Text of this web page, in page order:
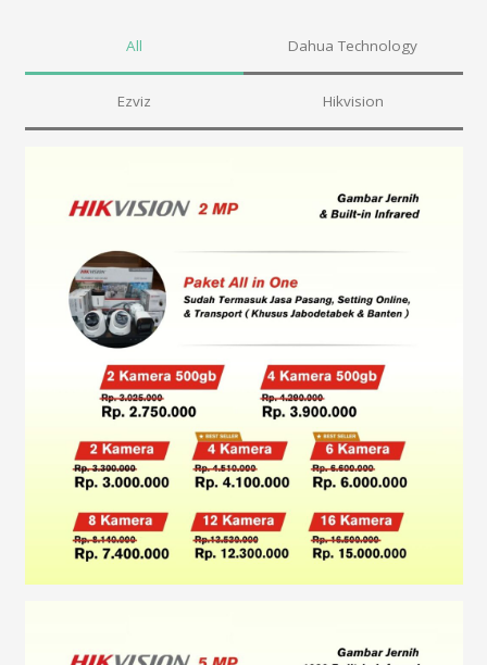
All Dahua Technology
Ezviz Hikvision